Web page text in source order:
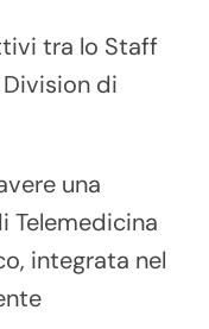
tra lo Staff
Division di
una
Telemedicina
integrata nel